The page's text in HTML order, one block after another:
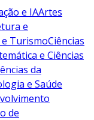
e IAArtes
e
TurismoCiências
e Ciências
da
e Saúde
de